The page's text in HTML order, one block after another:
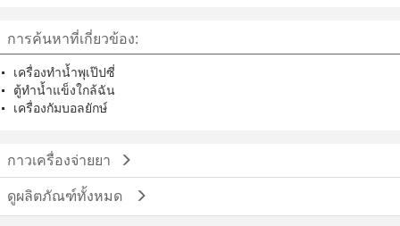
การค้นหาที่เกี่ยวข้อง:
เครื่องทำน้ำพุเป๊ปซี่
ตู้ทำน้ำแข็งใกล้ฉัน
เครื่องกัมบอลยักษ์
กาวเครื่องจ่ายยา
ดูผลิตภัณฑ์ทั้งหมด